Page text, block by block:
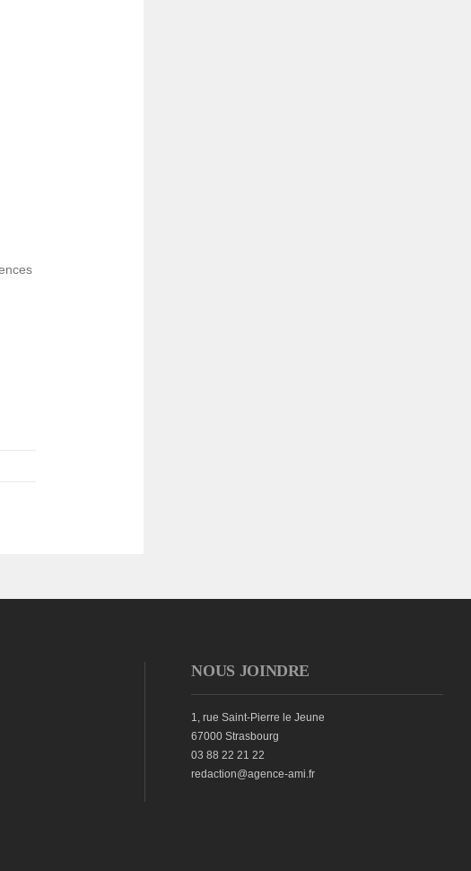
NOUS JOINDRE
1, rue Saint-Pierre le Jeune
67000 Strasbourg
03 88 22 21 22
redaction@agence-ami.fr